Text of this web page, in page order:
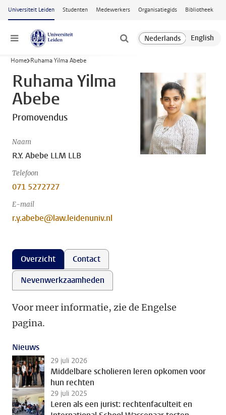
Ga naar hoofdinhoud
Universiteit Leiden Studenten Medewerkers Organisatiegids Bibliotheek
Menu
Home Ruhama Yilma Abebe
Ruhama Yilma
Abebe
Promovendus
Naam
R.Y. Abebe LLM LLB
Telefoon
071 5272727
E-mail
r.y.abebe@law.leidenuniv.nl
Overzicht
Contact
Nevenwerkzaamheden
Voor meer informatie, zie de Engelse
pagina.
Nieuws
29 juli 2026
Middelbare scholieren leren opkomen voor
hun rechten
29 juli 2025
Leren als een jurist: rechtenfaculteit en